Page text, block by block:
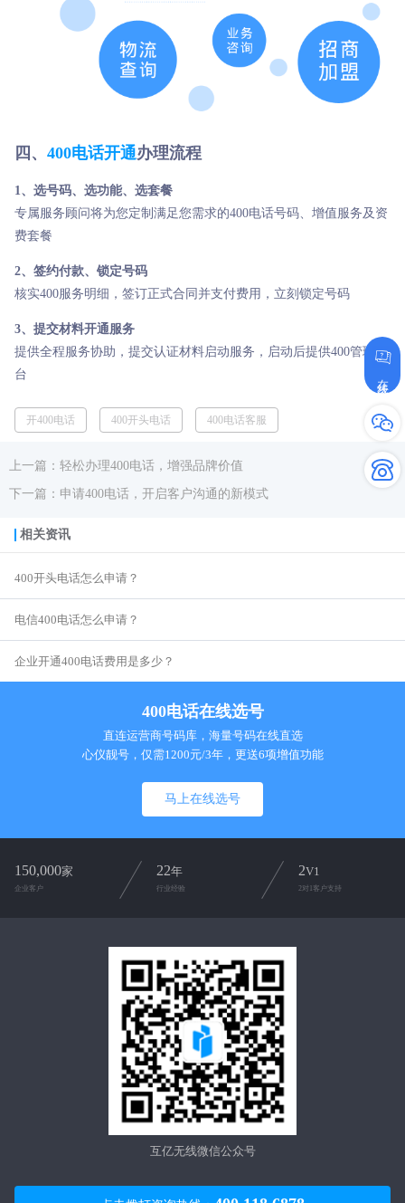
四、 400电话开通办理流程
1、选号码、选功能、选套餐
专属服务顾问将为您定制满足您需求的400电话号码、增值服务及资
费套餐
2、签约付款、锁定号码
核实400服务明细，签订正式合同并支付费用，立刻锁定号码
3、提交材料开通服务
提供全程服务协助，提交认证材料启动服务，启动后提供400管理后
台
开400电话 400开头电话 400电话客服
上一篇：轻松办理400电话，增强品牌价值
下一篇：申请400电话，开启客户沟通的新模式
相关资讯
400开头电话怎么申请？
电信400电话怎么申请？
企业开通400电话费用是多少？
在线咨询
400电话在线选号
直连运营商号码库，海量号码在线直选
心仪靓号，仅需1200元/3年，更送6项增值功能
马上在线选号
150,000家
企业客户
22年
行业经验
2V1
2对1客户支持
互亿无线微信公众号
现在有优惠活动么？